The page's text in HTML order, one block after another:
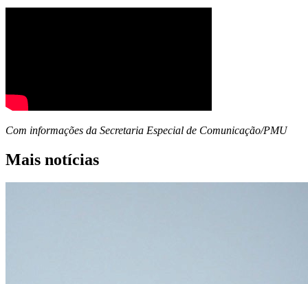
Com informações da Secretaria Especial de Comunicação/PMU
Mais notícias